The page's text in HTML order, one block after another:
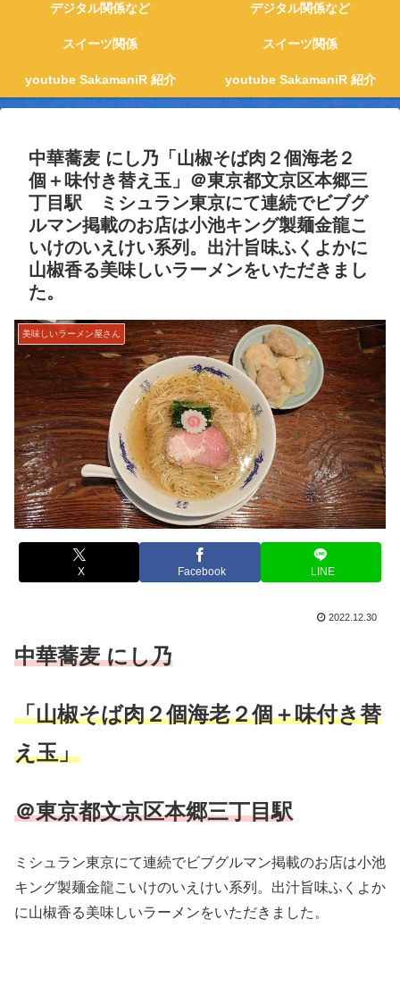
デジタル関係など デジタル関係など
スイーツ関係 スイーツ関係
youtube SakamaniR 紹介 youtube SakamaniR 紹介
中華蕎麦 にし乃「山椒そば肉２個海老２
個＋味付き替え玉」＠東京都文京区本郷三
丁目駅 ミシュラン東京にて連続でビブグ
ルマン掲載のお店は小池キング製麺金龍こ
いけのいえけい系列。出汁旨味ふくよかに
山椒香る美味しいラーメンをいただきまし
た。
美味しいラーメン屋さん
X Facebook LINE
2022.12.30
中華蕎麦 にし乃
「山椒そば肉２個海老２個＋味付き替
え玉」
＠東京都文京区本郷三丁目駅
ミシュラン東京にて連続でビブグルマン掲載のお店は小池
キング製麺金龍こいけのいえけい系列。出汁旨味ふくよか
に山椒香る美味しいラーメンをいただきました。